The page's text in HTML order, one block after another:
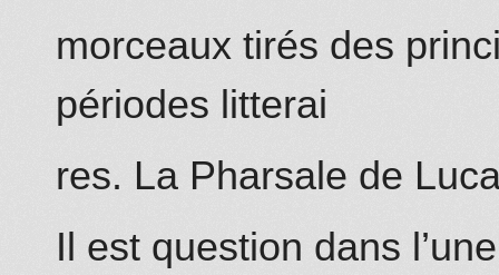
morceaux tirés des
périodes litterai
res. La Pharsale de
Il est question dans